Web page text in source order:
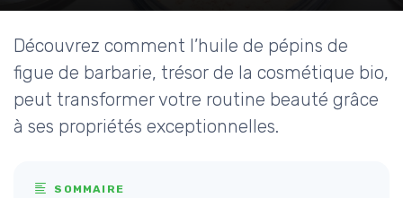
Découvrez comment l’huile de pépins de
figue de barbarie, trésor de la cosmétique bio,
peut transformer votre routine beauté grâce
à ses propriétés exceptionnelles.
SOMMAIRE